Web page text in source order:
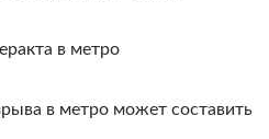
в метро
в метро может составить